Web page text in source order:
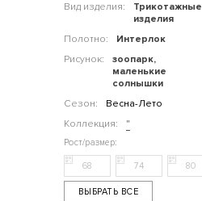
Вид изделия:
Трикотажные
изделия
Полотно:
Интерлок
Рисунок:
зоопарк,
маленькие
солнышки
Сезон:
Весна-Лето
Коллекция:
"
68 74 80
ВЫБРАТЬ ВСЕ